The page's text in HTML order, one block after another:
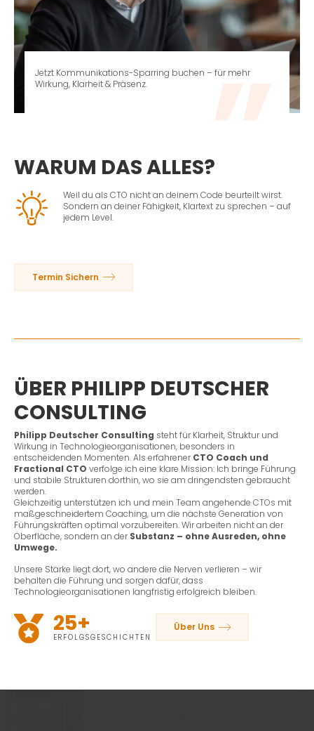
Jetzt Kommunikations-Sparring buchen – für mehr
Wirkung, Klarheit & Präsenz.
WARUM DAS ALLES?
Weil du als CTO nicht an deinem Code beurteilt wirst.
Sondern an deiner Fähigkeit, Klartext zu sprechen – auf
jedem Level.
Termin Sichern
ÜBER PHILIPP DEUTSCHER
CONSULTING
Philipp Deutscher Consulting steht für Klarheit, Struktur und
Wirkung in Technologieorganisationen, besonders in
entscheidenden Momenten. Als erfahrenerCTO Coach und
Fractional CTO verfolge ich eine klare Mission: Ich bringe Führung
und stabile Strukturen dorthin, wo sie am dringendsten gebraucht
werden.
Gleichzeitig unterstützen ich und mein Team angehende CTOs mit
maßgeschneidertem Coaching, um die nächste Generation von
Führungskräften optimal vorzubereiten. Wir arbeiten nicht an der
Oberfläche, sondern an derSubstanz – ohne Ausreden, ohne
Umwege.
Unsere Stärke liegt dort, wo andere die Nerven verlieren – wir
behalten die Führung und sorgen dafür, dass
Technologieorganisationen langfristig erfolgreich bleiben.
25+
ERFOLGSGESCHICHTEN
Über Uns